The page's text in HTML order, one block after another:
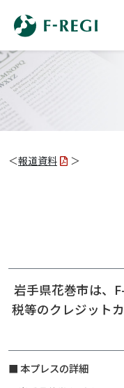
＜報道資料 ＞
岩手県花巻市は、
税等のクレジット
■ 本プレスの詳細